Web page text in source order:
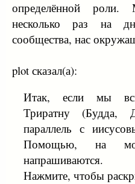
определённой
несколько раз на
сообщества, нас
plot сказал(а):
Итак, если мы
Триратну (Будда,
параллель с
Помощью, на
напрашиваются.
Нажмите, чтобы